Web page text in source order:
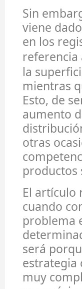
Sin
viene
en los
referencia
la
mientras
Esto, de
aumento
otras
productos
El artículo
cuando
problema
será
estrategia
muy